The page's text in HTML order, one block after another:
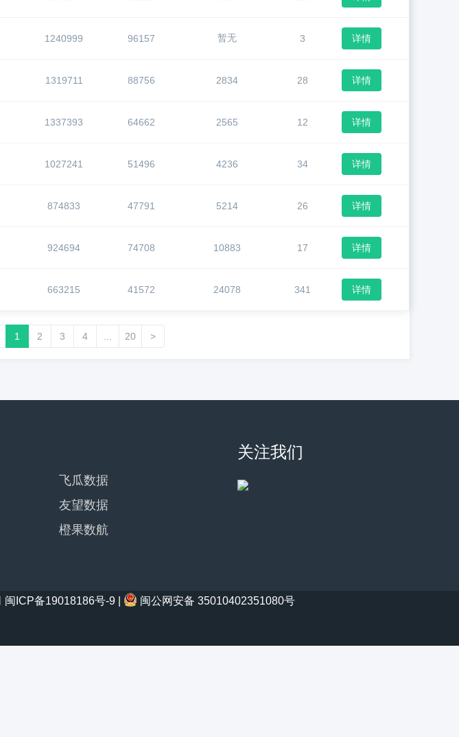
1240999 96157 暂无 3 详情
1319711 88756 2834 28 详情
1337393 64662 2565 12 详情
1027241 51496 4236 34 详情
874833 47791 5214 26 详情
924694 74708 10883 17 详情
663215 41572 24078 341 详情
1 2 3 4 20 >
飞瓜数据
友望数据
橙果数航
关注我们
闽ICP备19018186号-9 闽公网安备 35010402351080号